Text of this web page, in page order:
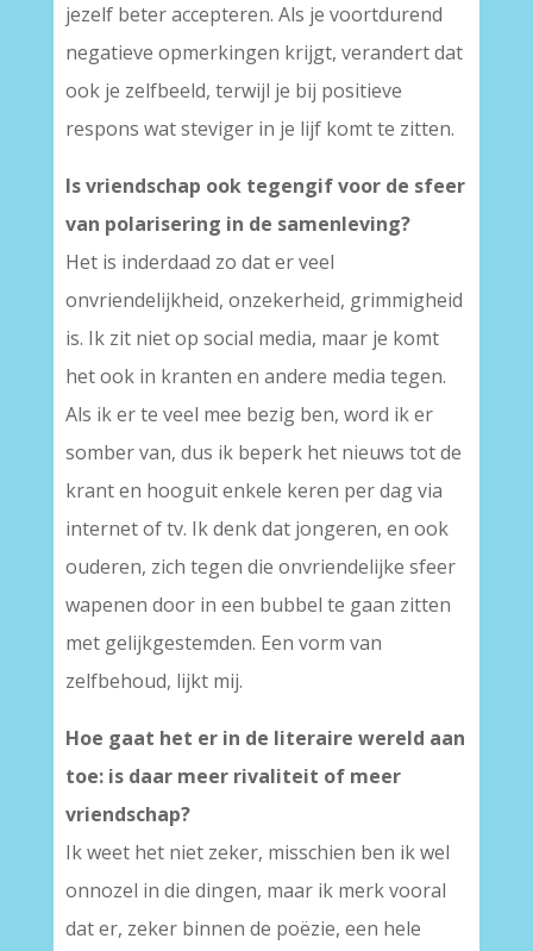
jezelf beter accepteren. Als je voortdurend
negatieve opmerkingen krijgt, verandert dat
ook je zelfbeeld, terwijl je bij positieve
respons wat steviger in je lijf komt te zitten.
Is vriendschap ook tegengif voor de sfeer
van polarisering in de samenleving?
Het is inderdaad zo dat er veel
onvriendelijkheid, onzekerheid, grimmigheid
is. Ik zit niet op social media, maar je komt
het ook in kranten en andere media tegen.
Als ik er te veel mee bezig ben, word ik er
somber van, dus ik beperk het nieuws tot de
krant en hooguit enkele keren per dag via
internet of tv. Ik denk dat jongeren, en ook
ouderen, zich tegen die onvriendelijke sfeer
wapenen door in een bubbel te gaan zitten
met gelijkgestemden. Een vorm van
zelfbehoud, lijkt mij.
Hoe gaat het er in de literaire wereld aan
toe: is daar meer rivaliteit of meer
vriendschap?
Ik weet het niet zeker, misschien ben ik wel
onnozel in die dingen, maar ik merk vooral
dat er, zeker binnen de poëzie, een hele